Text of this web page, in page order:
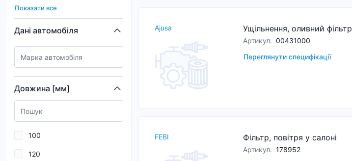
AND
ASHIKA
AUTOMEGA (DELLO)
BGA
Blue Print
BMW
Показати все
Дані автомобіля
Довжина [мм]
100
120
Ajusa Ущільнення, оливний фільтр
Артикул: 00431000
Переглянути специфікації
FEBI Фільтр, повітря у салоні
Артикул: 178952